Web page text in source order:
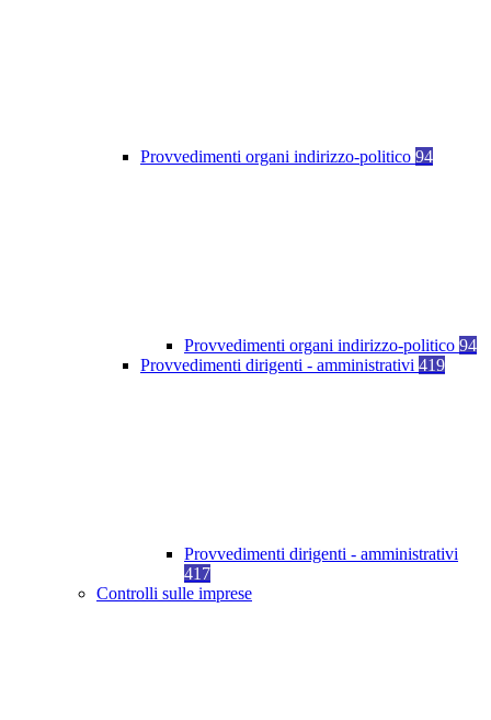
Provvedimenti organi indirizzo-politico 94
Provvedimenti organi indirizzo-politico 94
Provvedimenti dirigenti - amministrativi 419
Provvedimenti dirigenti - amministrativi
417
Controlli sulle imprese